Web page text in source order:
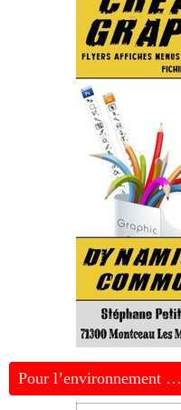
Pour l’environnement …